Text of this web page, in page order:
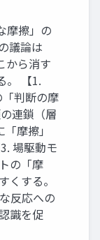
摩擦」の
議論は
から消す
。 【1.
判断の摩
連鎖（層
摩擦」
場駆動モ
の「摩
くする。
反応への
識を促